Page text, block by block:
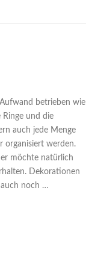
betrieben wie
und die
auch jede Menge
organisiert werden.
möchte natürlich
Dekorationen
noch …